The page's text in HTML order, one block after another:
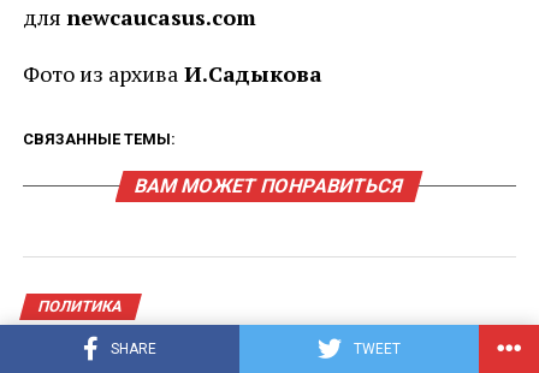
SHARE TWEET
для newcaucasus.com
Фото из архиваИ.Садыкова
СВЯЗАННЫЕ ТЕМЫ:
ВАМ МОЖЕТ ПОНРАВИТЬСЯ
ПОЛИТИКА
Александр Искандарян: главная